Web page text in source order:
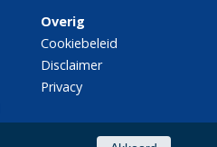
Overig
Cookiebeleid
Disclaimer
Privacy